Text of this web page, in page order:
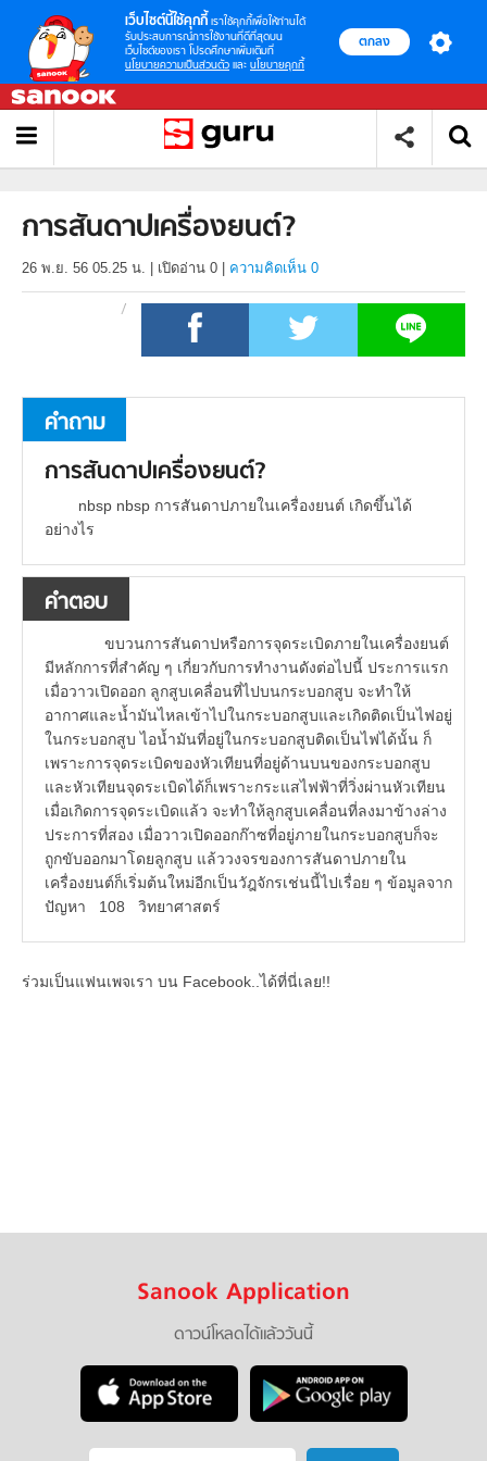
เว็บไซต์นี้ใช้คุกกี้ เราใช้คุกกี้เพื่อให้ท่านได้
รับประสบการณ์การใช้งานที่ดีที่สุดบน
เว็บไซต์ของเรา โปรดศึกษาเพิ่มเติมที่
นโยบายความเป็นส่วนตัว และ นโยบายคุกกี้
ตกลง
การสันดาปเครื่องยนต์?
26 พ.ย. 56 05.25 น. เปิดอ่าน 0 ความคิดเห็น 0
คำถาม
การสันดาปเครื่องยนต์?
nbsp nbsp การสันดาปภายในเครื่องยนต์ เกิดขึ้นได้
อย่างไร
คำตอบ
ขบวนการสันดาปหรือการจุดระเบิดภายในเครื่องยนต์
มีหลักการที่สำคัญ ๆ เกี่ยวกับการทำงานดังต่อไปนี้ ประการแรก
เมื่อวาวเปิดออก ลูกสูบเคลื่อนที่ไปบนกระบอกสูบ จะทำให้
อากาศและน้ำมันไหลเข้าไปในกระบอกสูบและเกิดติดเป็นไฟอยู่
ในกระบอกสูบ ไอน้ำมันที่อยู่ในกระบอกสูบติดเป็นไฟได้นั้น ก็
เพราะการจุดระเบิดของหัวเทียนที่อยู่ด้านบนของกระบอกสูบ
และหัวเทียนจุดระเบิดได้ก็เพราะกระแสไฟฟ้าที่วิ่งผ่านหัวเทียน
เมื่อเกิดการจุดระเบิดแล้ว จะทำให้ลูกสูบเคลื่อนที่ลงมาข้างล่าง
ประการที่สอง เมื่อวาวเปิดออกก๊าซที่อยู่ภายในกระบอกสูบก็จะ
ถูกขับออกมาโดยลูกสูบ แล้ววงจรของการสันดาปภายใน
เครื่องยนต์ก็เริ่มต้นใหม่อีกเป็นวัฎจักรเช่นนี้ไปเรื่อย ๆ ข้อมูลจาก
ปัญหา 108 วิทยาศาสตร์
ร่วมเป็นแฟนเพจเรา บน Facebook..ได้ที่นี่เลย!!
Sanook Application
ดาวน์โหลดได้แล้ววันนี้